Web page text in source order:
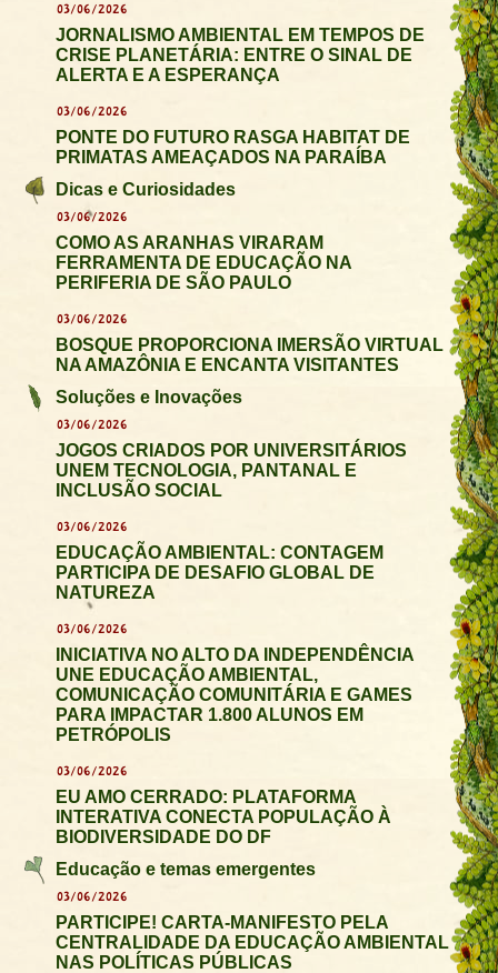
03/06/2026
JORNALISMO AMBIENTAL EM TEMPOS DE
CRISE PLANETÁRIA: ENTRE O SINAL DE
ALERTA E A ESPERANÇA
03/06/2026
PONTE DO FUTURO RASGA HABITAT DE
PRIMATAS AMEAÇADOS NA PARAÍBA
Dicas e Curiosidades
03/06/2026
COMO AS ARANHAS VIRARAM
FERRAMENTA DE EDUCAÇÃO NA
PERIFERIA DE SÃO PAULO
03/06/2026
BOSQUE PROPORCIONA IMERSÃO VIRTUAL
NA AMAZÔNIA E ENCANTA VISITANTES
Soluções e Inovações
03/06/2026
JOGOS CRIADOS POR UNIVERSITÁRIOS
UNEM TECNOLOGIA, PANTANAL E
INCLUSÃO SOCIAL
03/06/2026
EDUCAÇÃO AMBIENTAL: CONTAGEM
PARTICIPA DE DESAFIO GLOBAL DE
NATUREZA
03/06/2026
INICIATIVA NO ALTO DA INDEPENDÊNCIA
UNE EDUCAÇÃO AMBIENTAL,
COMUNICAÇÃO COMUNITÁRIA E GAMES
PARA IMPACTAR 1.800 ALUNOS EM
PETRÓPOLIS
03/06/2026
EU AMO CERRADO: PLATAFORMA
INTERATIVA CONECTA POPULAÇÃO À
BIODIVERSIDADE DO DF
Educação e temas emergentes
03/06/2026
PARTICIPE! CARTA-MANIFESTO PELA
CENTRALIDADE DA EDUCAÇÃO AMBIENTAL
NAS POLÍTICAS PÚBLICAS